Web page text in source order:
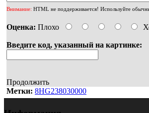
Внимание: HTML не поддерживается! Используйте
Оценка: Плохо
Введите код, указанный на картинке:
Продолжить
Метки: 8HG238030000